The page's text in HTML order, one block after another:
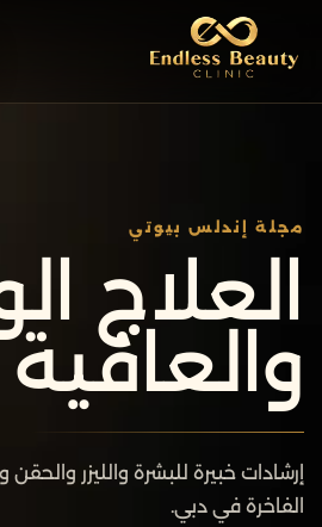
مجلة إندلس بيوتي
العلاج
والعافية
إرشادات خبيرة للبشرة والليزر والحقن
الفاخرة في دبي.